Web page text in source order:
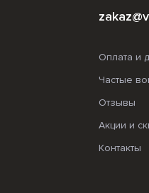
Оплата и
Частые
Отзывы
Акции и
Контакты